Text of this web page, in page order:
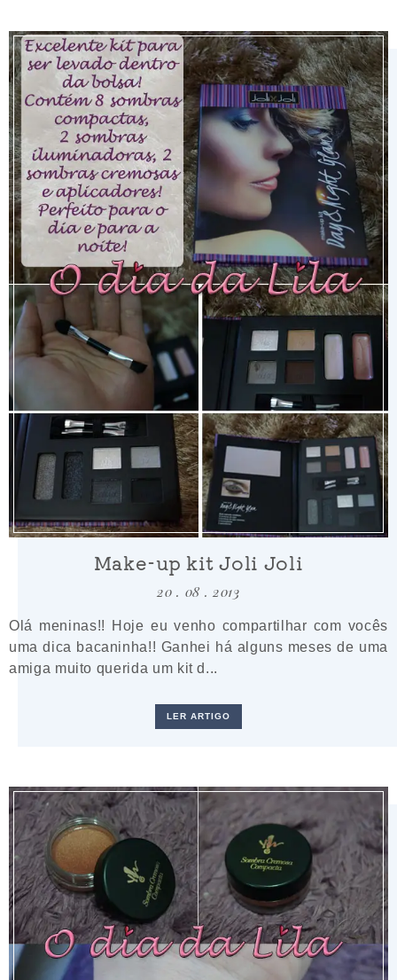
Make-up kit Joli Joli
20 . 08 . 2013
Olá meninas!! Hoje eu venho compartilhar com vocês
uma dica bacaninha!! Ganhei há alguns meses de uma
amiga muito querida um kit d...
LER ARTIGO